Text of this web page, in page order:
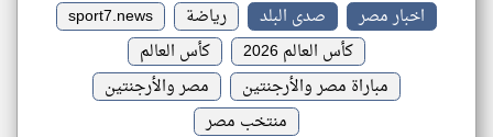
اخبار مصر صدى البلد رياضة
sport7.news
كأس العالم 2026
كأس العالم
مباراة مصر والأرجنتين
مصر والأرجنتين
منتخب مصر